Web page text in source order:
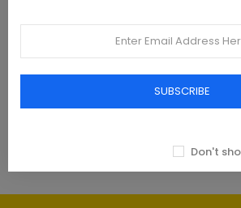
Featured products
Tommy Hilfiger
Blanches
SUBSCRIBE
Don't